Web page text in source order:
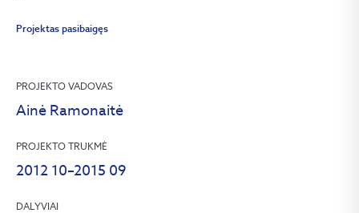
Projektas pasibaigęs
PROJEKTO VADOVAS
Ainė Ramonaitė
PROJEKTO TRUKMĖ
2012 10–2015 09
DALYVIAI